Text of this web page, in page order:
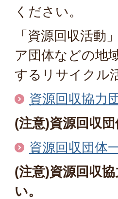
ください。
「資源回収活動
ア団体などの地
するリサイクル
資源回収協力
(注意)資源回収
資源回収団体
(注意)資源回収
い。